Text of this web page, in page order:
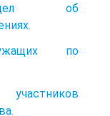
дел об
по